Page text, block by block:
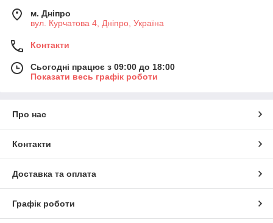
м. Дніпро
вул. Курчатова 4, Дніпро, Україна
Контакти
Сьогодні працює з 09:00 до 18:00
Показати весь графік роботи
Про нас
Контакти
Доставка та оплата
Графік роботи